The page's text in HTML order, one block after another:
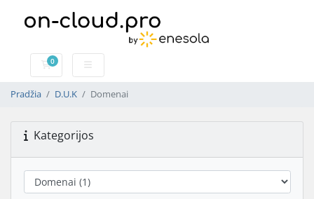
0
Shopping Cart
Pradžia D.U.K Domenai
Kategorijos